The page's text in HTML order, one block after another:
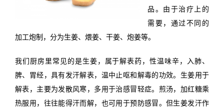
品。由于治疗上的
需要，通过不同的
加工炮制，分为生姜、煨姜、干姜、炮姜等。
我们厨房里常见的是生姜，属于解表药，性温味辛，入肺、
脾、胃经，具有发汗解表，温中止呕和解毒的功效。生姜用于
解表，主要为发散风寒，多用于治感冒轻症。煎汤，加红糖乘
热服用，往往能得汗而解，也可用于预防感冒。但生姜发汗作